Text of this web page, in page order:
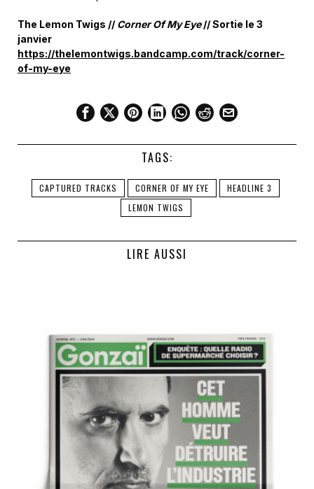
The Lemon Twigs // Corner Of My Eye// Sortie le 3
janvier
https://thelemontwigs.bandcamp.com/track/corner-
of-my-eye
TAGS:
CAPTURED TRACKS CORNER OF MY EYE
HEADLINE 3
LEMON TWIGS
LIRE AUSSI